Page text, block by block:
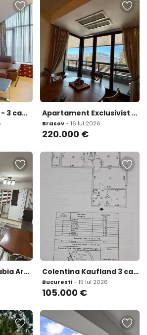
Titan Grigorescu - 3 camere 116 mp terasa 48 mp Apartament Exclusivist 3 Camere Parcare Subterana Cioplea
Brasov- 16 Iul 2026
220.000 €
Chisinau x Basarabia Arena Nationala la 5 min in plan secund Colentina Kaufland 3 camere
Bucuresti- 15 Iul 2026
105.000 €